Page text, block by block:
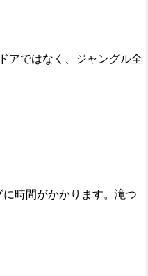
アではなく、ジャングル全
時間がかかります。滝つ